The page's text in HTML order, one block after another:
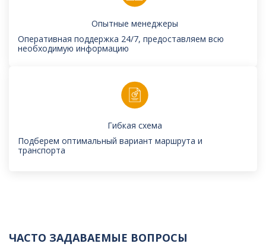
Опытные менеджеры
Оперативная поддержка 24/7, предоставляем всю
необходимую информацию
Гибкая схема
Подберем оптимальный вариант маршрута и
транспорта
ЧАСТО ЗАДАВАЕМЫЕ ВОПРОСЫ